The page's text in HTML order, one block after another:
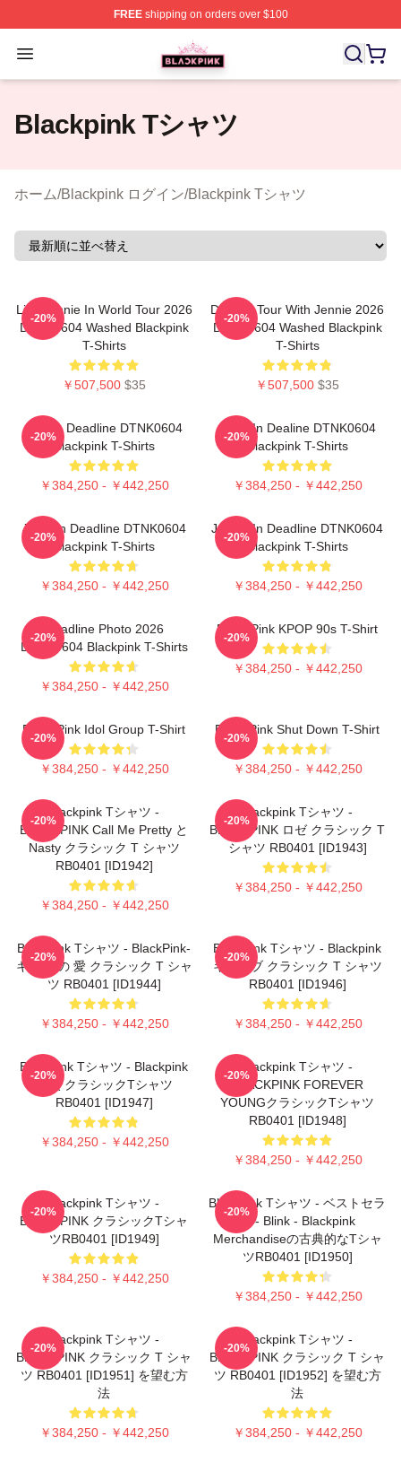
FREEshipping on orders over $100
Open menu
BLACKPINK Shop - Official BLACKPINK Merchandise
Blackpink Tシャツ
ホーム/Blackpink ログイン/Blackpink Tシャツ
Like Jennie In World Tour 2026
DTNK0604 Washed Blackpink
T-Shirts
￥507,500 $35
-20%
Dealine Tour With Jennie 2026
DTNK0604 Washed Blackpink
T-Shirts
￥507,500 $35
-20%
Lisa In Deadline DTNK0604
Blackpink T-Shirts
￥384,250 - ￥442,250
-20%
Rose In Dealine DTNK0604
Blackpink T-Shirts
￥384,250 - ￥442,250
-20%
Jisoo In Deadline DTNK0604
Blackpink T-Shirts
￥384,250 - ￥442,250
-20%
Jennie In Deadline DTNK0604
Blackpink T-Shirts
￥384,250 - ￥442,250
-20%
Deadline Photo 2026
DTNK0604 Blackpink T-Shirts
￥384,250 - ￥442,250
-20%
Black Pink KPOP 90s T-Shirt
￥384,250 - ￥442,250
-20%
Black Pink Idol Group T-Shirt
￥384,250 - ￥442,250
-20%
Black Pink Shut Down T-Shirt
￥384,250 - ￥442,250
-20%
Blackpink Tシャツ -
BLACKPINK Call Me Pretty と
Nasty クラシック T シャツ
RB0401 [ID1942]
￥384,250 - ￥442,250
-20%
Blackpink Tシャツ -
BLACKPINK ロゼ クラシック T
シャツ RB0401 [ID1943]
￥384,250 - ￥442,250
-20%
Blackpink Tシャツ - BlackPink-
キル この 愛 クラシック T シャ
ツ RB0401 [ID1944]
￥384,250 - ￥442,250
-20%
Blackpink Tシャツ - Blackpink
キューブ クラシック T シャツ
RB0401 [ID1946]
￥384,250 - ￥442,250
-20%
Blackpink Tシャツ - Blackpink
目次 クラシックTシャツ
RB0401 [ID1947]
￥384,250 - ￥442,250
-20%
Blackpink Tシャツ -
BLACKPINK FOREVER
YOUNGクラシックTシャツ
RB0401 [ID1948]
￥384,250 - ￥442,250
-20%
Blackpink Tシャツ -
BLACKPINK クラシックTシャ
ツRB0401 [ID1949]
￥384,250 - ￥442,250
-20%
Blackpink Tシャツ - ベストセラ
ー - Blink - Blackpink
Merchandiseの古典的なTシャ
ツRB0401 [ID1950]
￥384,250 - ￥442,250
-20%
Blackpink Tシャツ -
BLACKPINK クラシック T シャ
ツ RB0401 [ID1951] を望む方
法
￥384,250 - ￥442,250
-20%
Blackpink Tシャツ -
BLACKPINK クラシック T シャ
ツ RB0401 [ID1952] を望む方
法
￥384,250 - ￥442,250
-20%